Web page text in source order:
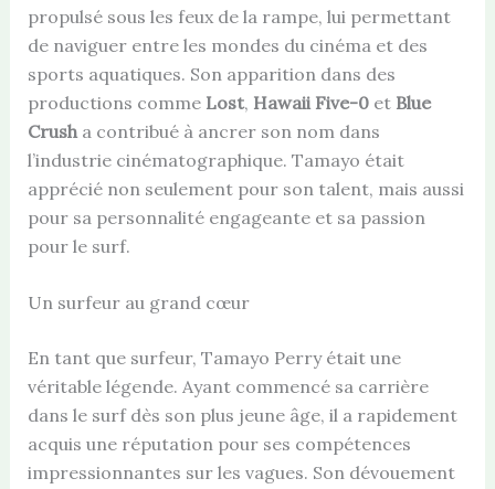
propulsé sous les feux de la rampe, lui permettant
de naviguer entre les mondes du cinéma et des
sports aquatiques. Son apparition dans des
productions comme Lost, Hawaii Five-0et Blue
Crusha contribué à ancrer son nom dans
l’industrie cinématographique. Tamayo était
apprécié non seulement pour son talent, mais aussi
pour sa personnalité engageante et sa passion
pour le surf.
Un surfeur au grand cœur
En tant que surfeur, Tamayo Perry était une
véritable légende. Ayant commencé sa carrière
dans le surf dès son plus jeune âge, il a rapidement
acquis une réputation pour ses compétences
impressionnantes sur les vagues. Son dévouement